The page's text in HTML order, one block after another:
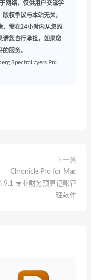
网络，仅供用户交流学
权争议与本站无关，
，需在24小时内从您的
请您自行承担，如果您
服务。
SpectraLayers Pro
下一篇
Chronicle Pro for Mac
专业财务预算记账管
理软件